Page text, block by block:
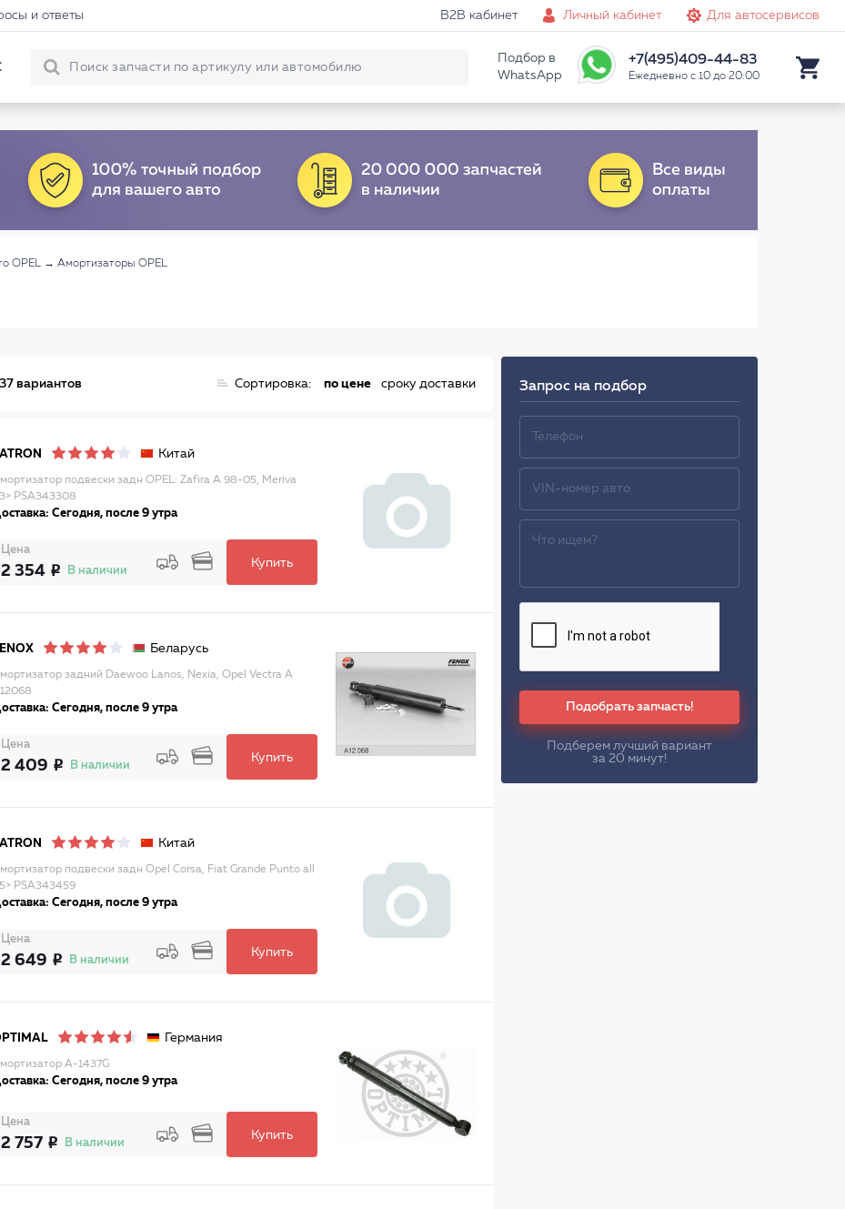
и ответы B2B кабинет Личный кабинет Для автосервисов
Подбор в
WhatsApp
+7(495)409-44-83
Ежедневно с 10 до 20:00
OPEL → Амортизаторы OPEL
вариантов Сортировка: по цене сроку доставки
Китай
подвески задн OPEL: Zafira A 98-05, Meriva
PSA343308
Сегодня, после 9 утра
Цена
2 354 В наличии
Купить
Беларусь
задний Daewoo Lanos, Nexia, Opel Vectra A
Сегодня, после 9 утра
Цена
2 409 В наличии
Купить
Китай
подвески задн Opel Corsa, Fiat Grande Punto all
PSA343459
Сегодня, после 9 утра
Цена
2 649 В наличии
Купить
Германия
A-1437G
Сегодня, после 9 утра
Цена
2 757 В наличии
Купить
Запрос на подбор
Подобрать запчасть!
Подберем лучший вариант
за 20 минут!